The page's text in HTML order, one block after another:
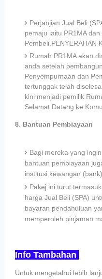
Perjanjian Jual Beli
pemaju iaitu PR1MA
Pembeli.PENYERAHAN
Rumah PR1MA akan
anda setelah
Penyempurnaan dan
tertunggak telah
kini menjadi pemilik
Selamat Datang ke
8. Bantuan Pembiayaan
Bagi mereka yang
bantuan pembiayaan
institusi kewangan
Pakej ini turut
harga Jual Beli (SPA)
bayaran pendahuluan
memperoleh pinjaman
Info Tambahan
Untuk mengetahui lebih